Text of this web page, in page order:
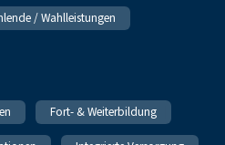
/ Wahlleistungen
Fort- & Weiterbildung